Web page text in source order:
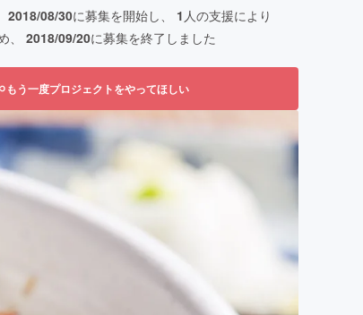
2018/08/30に募集を開始し、 1 人の支援により
、 2018/09/20に募集を終了しました
もう一度プロジェクトをやってほしい